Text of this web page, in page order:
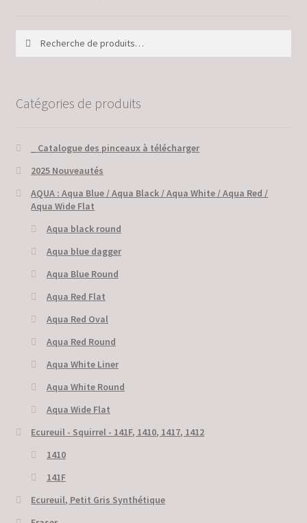
Catégories de produits
_ Catalogue des pinceaux à télécharger
2025 Nouveautés
AQUA : Aqua Blue / Aqua Black / Aqua White / Aqua Red /
Aqua Wide Flat
Aqua black round
Aqua blue dagger
Aqua Blue Round
Aqua Red Flat
Aqua Red Oval
Aqua Red Round
Aqua White Liner
Aqua White Round
Aqua Wide Flat
Ecureuil - Squirrel - 141F, 1410, 1417, 1412
1410
141F
Ecureuil, Petit Gris Synthétique